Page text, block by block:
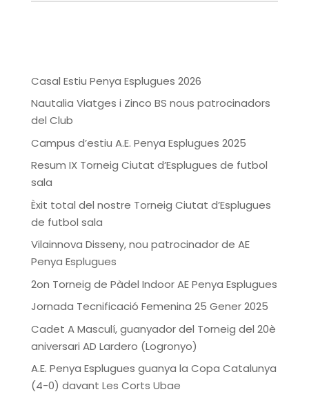
Casal Estiu Penya Esplugues 2026
Nautalia Viatges i Zinco BS nous patrocinadors
del Club
Campus d’estiu A.E. Penya Esplugues 2025
Resum IX Torneig Ciutat d’Esplugues de futbol
sala
Èxit total del nostre Torneig Ciutat d’Esplugues
de futbol sala
Vilainnova Disseny, nou patrocinador de AE
Penya Esplugues
2on Torneig de Pàdel Indoor AE Penya Esplugues
Jornada Tecnificació Femenina 25 Gener 2025
Cadet A Masculí, guanyador del Torneig del 20è
aniversari AD Lardero (Logronyo)
A.E. Penya Esplugues guanya la Copa Catalunya
(4-0) davant Les Corts Ubae